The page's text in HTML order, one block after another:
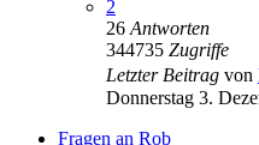
2
26 Antworten
344735 Zugriffe
Letzter Beitrag von
Donnerstag 3.
Fragen an Rob